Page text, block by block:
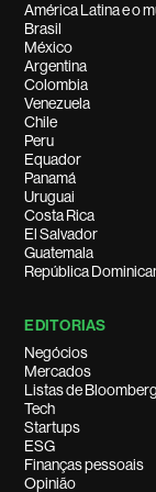
América Latina e o
Brasil
México
Argentina
Colombia
Venezuela
Chile
Peru
Equador
Panamá
Uruguai
Costa Rica
El Salvador
Guatemala
República
EDITORIAS
Negócios
Mercados
Listas de
Tech
Startups
ESG
Finanças pessoais
Opinião